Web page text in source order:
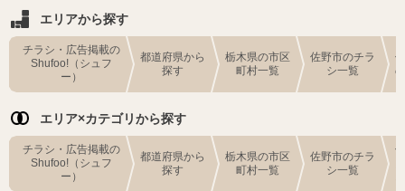
エリアから探す
チラシ・広告掲載の
Shufoo!（シュフ
ー）
都道府県から
探す
栃木県の市区
町村一覧
佐野市のチラ
シ一覧
エリア×カテゴリから探す
チラシ・広告掲載の
Shufoo!（シュフ
ー）
都道府県から
探す
栃木県の市区
町村一覧
佐野市のチラ
シ一覧